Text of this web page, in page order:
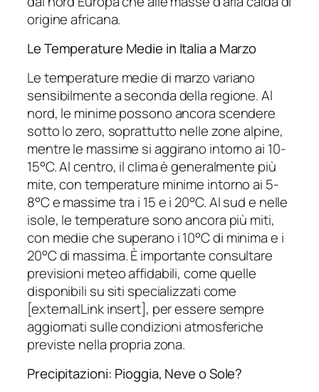
origine africana.
Le Temperature Medie in Italia a Marzo
Le temperature medie di marzo variano
sensibilmente a seconda della regione. Al
nord, le minime possono ancora scendere
sotto lo zero, soprattutto nelle zone alpine,
mentre le massime si aggirano intorno ai 10-
15°C. Al centro, il clima è generalmente più
mite, con temperature minime intorno ai 5-
8°C e massime tra i 15 e i 20°C. Al sud e nelle
isole, le temperature sono ancora più miti,
con medie che superano i 10°C di minima e i
20°C di massima. È importante consultare
previsioni meteo affidabili, come quelle
disponibili su siti specializzati come
[externalLink insert], per essere sempre
aggiornati sulle condizioni atmosferiche
previste nella propria zona.
Precipitazioni: Pioggia, Neve o Sole?